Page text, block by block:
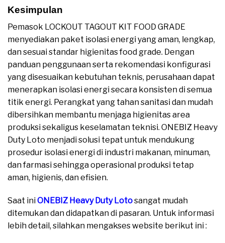
Kesimpulan
Pemasok LOCKOUT TAGOUT KIT FOOD GRADE
menyediakan paket isolasi energi yang aman, lengkap,
dan sesuai standar higienitas food grade. Dengan
panduan penggunaan serta rekomendasi konfigurasi
yang disesuaikan kebutuhan teknis, perusahaan dapat
menerapkan isolasi energi secara konsisten di semua
titik energi. Perangkat yang tahan sanitasi dan mudah
dibersihkan membantu menjaga higienitas area
produksi sekaligus keselamatan teknisi. ONEBIZ Heavy
Duty Loto menjadi solusi tepat untuk mendukung
prosedur isolasi energi di industri makanan, minuman,
dan farmasi sehingga operasional produksi tetap
aman, higienis, dan efisien.
Saat iniONEBIZ Heavy Duty Lotosangat mudah
ditemukan dan didapatkan di pasaran. Untuk informasi
lebih detail, silahkan mengakses website berikut ini :